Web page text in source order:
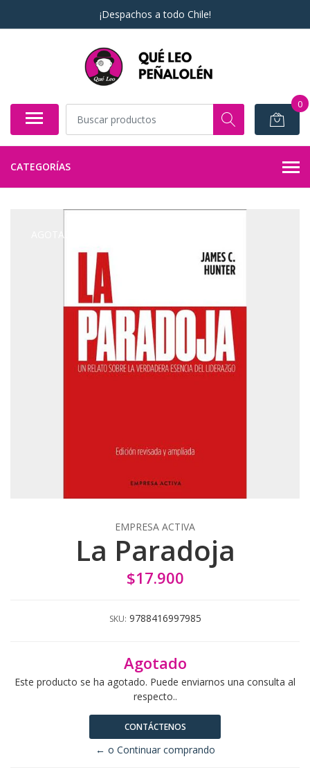
¡Despachos a todo Chile!
0
CATEGORÍAS
AGOTADO
EMPRESA ACTIVA
La Paradoja
$17.900
SKU: 9788416997985
Agotado
Este producto se ha agotado. Puede enviarnos una consulta al
respecto..
CONTÁCTENOS
← o Continuar comprando